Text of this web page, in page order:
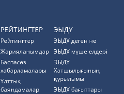
РЕЙТИНГТЕР
Рейтингтер
Жарияланымдар
Баспасөз
хабарламалары
Ұлттық
баяндамалар
ЭЫДҰ
ЭЫДҰ деген не
ЭЫДҰ мүше елдері
ЭЫДҰ
Хатшылығының
құрылымы
ЭЫДҰ бағыттары